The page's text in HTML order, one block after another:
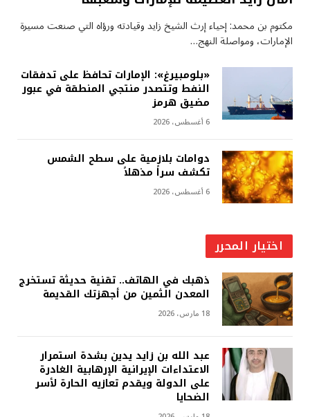
مكتوم بن محمد: إحياء إرث الشيخ زايد وقيادته ورؤاه التي صنعت مسيرة
الإمارات، ومواصلة النهج…
«بلومبيرغ»: الإمارات تحافظ على تدفقات
النفط وتتصدر منتجي المنطقة في عبور
مضيق هرمز
6 أغسطس، 2026
دوامات بلازمية على سطح الشمس
تكشف سراً مذهلاً
6 أغسطس، 2026
اختيار المحرر
ذهبك في الهاتف.. تقنية حديثة تستخرج
المعدن الثمين من أجهزتك القديمة
18 مارس، 2026
عبد الله بن زايد يدين بشدة استمرار
الاعتداءات الإيرانية الإرهابية الغادرة
على الدولة ويقدم تعازيه الحارة لأسر
الضحايا